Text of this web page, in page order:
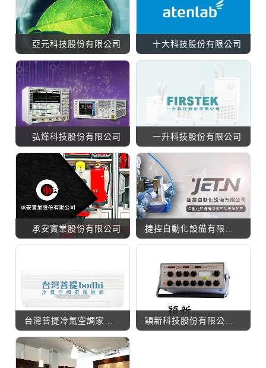
亞元科技股份有限公司 十大科技股份有限公司
弘燁科技股份有限公司 一升科技股份有限公司
承安實業股份有限公司
台灣菩提冷氣空調家電維修 穎新科技股份有限公司(舊版)